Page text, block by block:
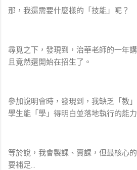
那，我還需要什麼樣的「技能」呢？
尋覓之下，發現到，治華老師的一年
且竟然還開始在招生了。
參加說明會時，發現到，我缺乏「教
學生能「學」得明白並落地執行的能力
等於說，我會製課、賣課，但最核心
要補足…